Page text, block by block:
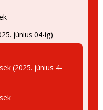
június 04-ig)
(2025. június 4-